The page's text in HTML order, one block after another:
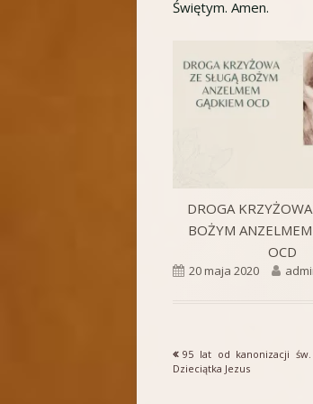
Świętym. Amen.
DROGA
BOŻYM
OCD
Opublikowano
20 maja 2020 Autor
Nawigacja
Poprzedni
artykół
95 lat od kanonizacji
Dzieciątka Jezus